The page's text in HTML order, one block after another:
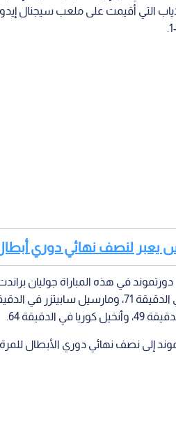
مباراة الإياب التي أقيمت على ملعب
يعبر لنصف نهائي دوري أبطال
الدقيقة 64.
إلى نصف نهائي دوري الأبطال للمرة